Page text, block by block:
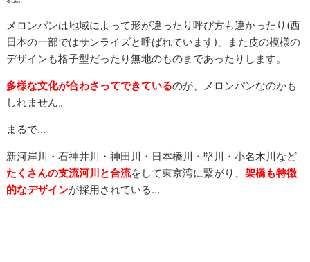
メロンパンは地域によって形が違ったり呼び方も違かったり(西
日本の一部ではサンライズと呼ばれています)、また皮の模様の
デザインも格子型だったり無地のものまであったりします。
多様な文化が合わさってできているのが、メロンパンなのかも
しれません。
まるで…
新河岸川・石神井川・神田川・日本橋川・堅川・小名木川など
たくさんの支流河川と合流をして東京湾に繋がり、架橋も特徴
的なデザインが採用されている…